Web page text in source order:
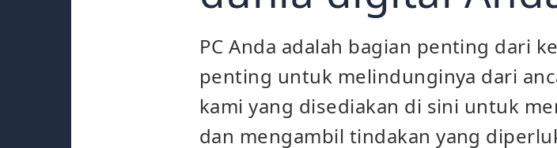
PC Anda adalah bagian penting dari
penting untuk melindunginya dari
kami yang disediakan di sini untuk
dan mengambil tindakan yang